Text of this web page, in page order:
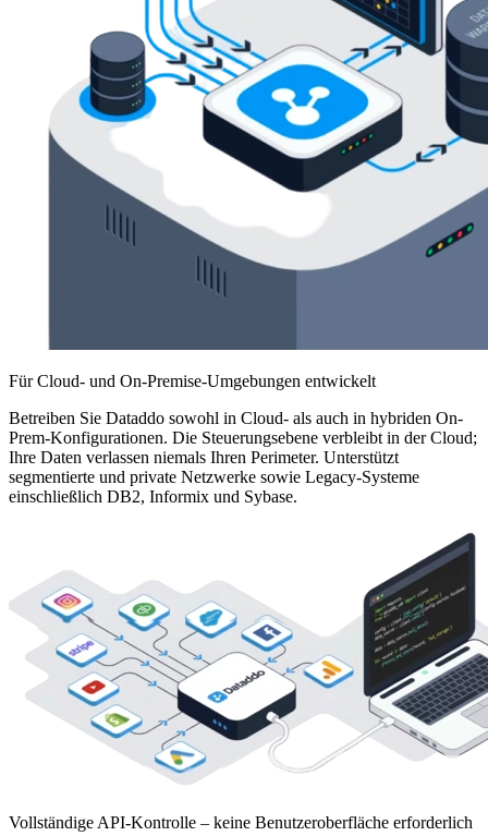
Für Cloud- und On-Premise-Umgebungen entwickelt
Betreiben Sie Dataddo sowohl in Cloud- als auch in hybriden On-
Prem-Konfigurationen. Die Steuerungsebene verbleibt in der Cloud;
Ihre Daten verlassen niemals Ihren Perimeter. Unterstützt
segmentierte und private Netzwerke sowie Legacy-Systeme
einschließlich DB2, Informix und Sybase.
Vollständige API-Kontrolle – keine Benutzeroberfläche erforderlich